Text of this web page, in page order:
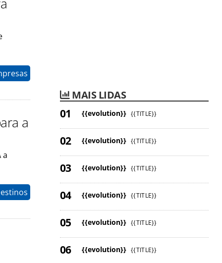
a
a
MAIS LIDAS
{{evolution}} {{TITLE}}
{{evolution}} {{TITLE}}
{{evolution}} {{TITLE}}
{{evolution}} {{TITLE}}
{{evolution}} {{TITLE}}
{{evolution}} {{TITLE}}